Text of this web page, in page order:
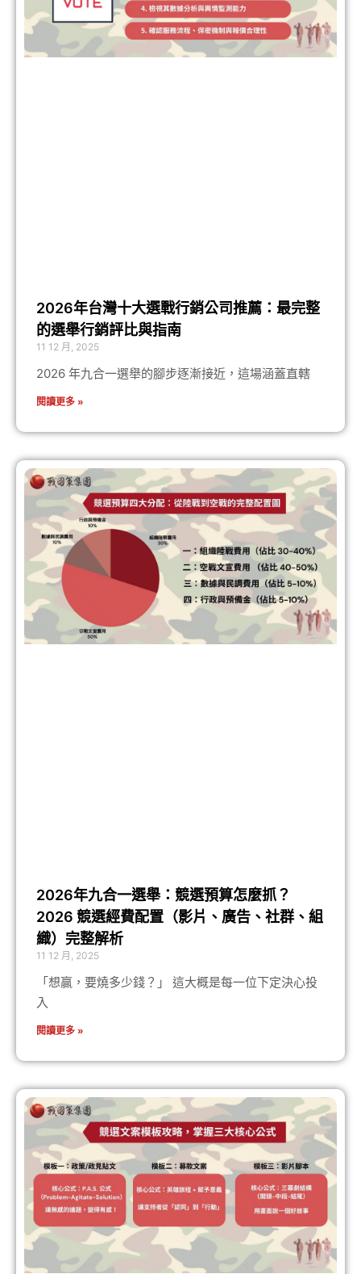
2026年台灣十大選戰行銷公司推薦：最完整
的選舉行銷評比與指南
11 12 月, 2025
2026 年九合一選舉的腳步逐漸接近，這場涵蓋直轄
閱讀更多 »
2026年九合一選舉：競選預算怎麼抓？
2026 競選經費配置（影片、廣告、社群、組
織）完整解析
11 12 月, 2025
「想贏，要燒多少錢？」 這大概是每一位下定決心投
入
閱讀更多 »